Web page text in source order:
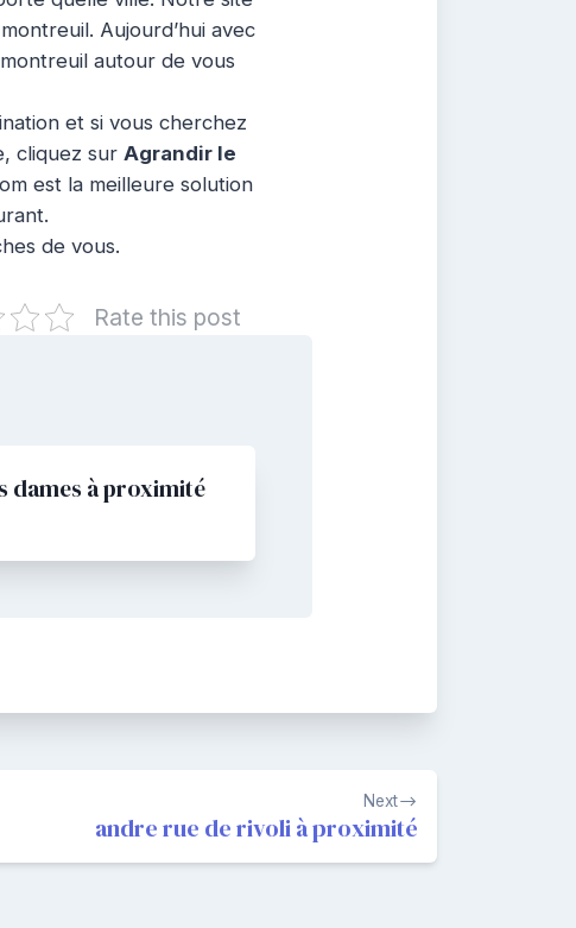
Aujourd’hui avec
autour de vous
et si vous cherchez
cliquez sur Agrandir le
est la meilleure solution
de vous.
Rate this post
dames à proximité
Next
andre rue de rivoli à proximité